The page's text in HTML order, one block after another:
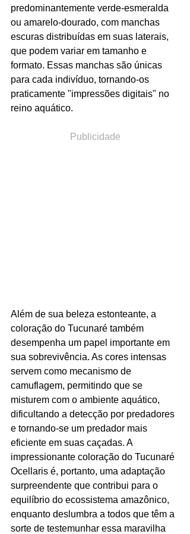
predominantemente verde-esmeralda
ou amarelo-dourado, com manchas
escuras distribuídas em suas laterais,
que podem variar em tamanho e
formato. Essas manchas são únicas
para cada indivíduo, tornando-os
praticamente "impressões digitais" no
reino aquático.
Publicidade
Além de sua beleza estonteante, a
coloração do Tucunaré também
desempenha um papel importante em
sua sobrevivência. As cores intensas
servem como mecanismo de
camuflagem, permitindo que se
misturem com o ambiente aquático,
dificultando a detecção por predadores
e tornando-se um predador mais
eficiente em suas caçadas. A
impressionante coloração do Tucunaré
Ocellaris é, portanto, uma adaptação
surpreendente que contribui para o
equilíbrio do ecossistema amazônico,
enquanto deslumbra a todos que têm a
sorte de testemunhar essa maravilha